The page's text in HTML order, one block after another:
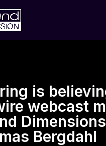
is
webcast
Bergdahl